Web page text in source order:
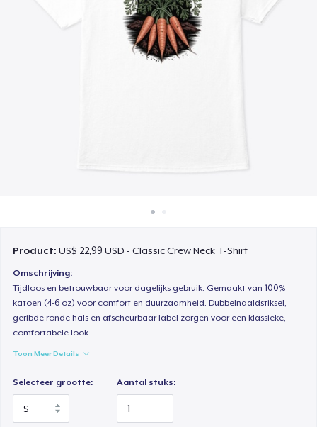
Verkoop overal
Verkoop alles
Product:US$ 22,99 USD - Classic Crew Neck T-Shirt
Omschrijving:
Tijdloos en betrouwbaar voor dagelijks gebruik. Gemaakt van 100%
katoen (4-6 oz) voor comfort en duurzaamheid. Dubbelnaaldstiksel,
geribde ronde hals en afscheurbaar label zorgen voor een klassieke,
comfortabele look.
Toon Meer Details
Selecteer grootte: Aantal stuks: